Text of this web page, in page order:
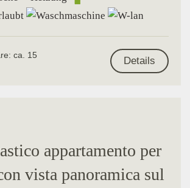
ca. 15
Details
appartamento per
vista panoramica sul